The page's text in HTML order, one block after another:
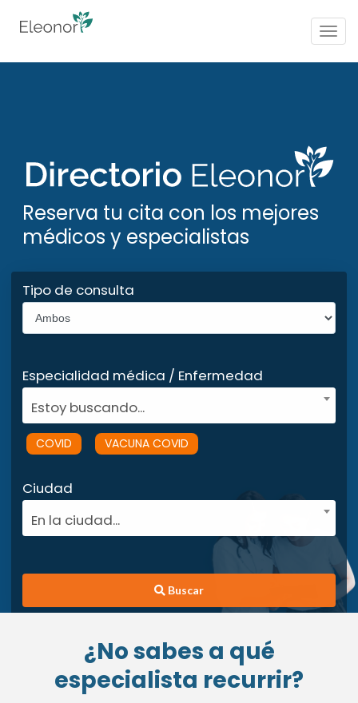
Reserva tu cita con los mejores
médicos y especialistas
Tipo de consulta
Especialidad médica / Enfermedad
Estoy buscando...
COVID VACUNA COVID
Ciudad
En la ciudad...
Buscar
¿No sabes a qué
especialista recurrir?